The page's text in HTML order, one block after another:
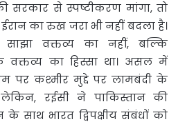
सरकार से स्पष्टीकरण मांगा, तो
का रुख जरा भी नहीं बदला है।
साझा वक्तव्य का नहीं, बल्कि
के वक्तव्य का हिस्सा था। असल में
पर कश्मीर मुद्दे पर लामबंदी के
लेकिन, रईसी ने पाकिस्तान की
साथ भारत द्विपक्षीय संबंधों को